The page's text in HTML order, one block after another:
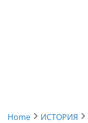
Home ИСТОРИЯ